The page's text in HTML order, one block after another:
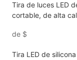
Tira de luces LED
cortable, de alta
de $
Tira LED de